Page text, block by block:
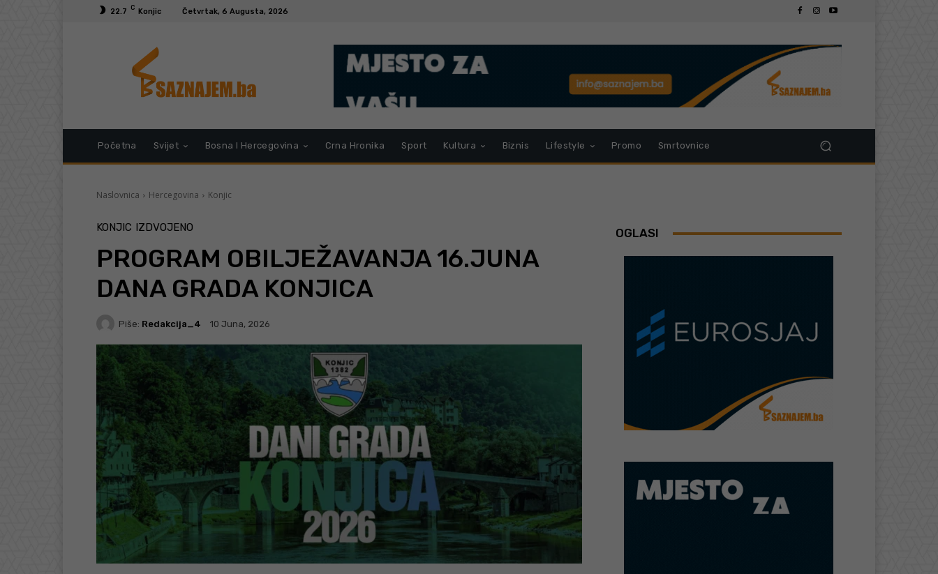
22.7 C Konjic Četvrtak, 6 Augusta, 2026
Početna Svijet Bosna I Hercegovina Crna Hronika Sport Kultura Biznis Lifestyle Promo Smrtovnice
Naslovnica Hercegovina Konjic
KONJIC IZDVOJENO
PROGRAM OBILJEŽAVANJA 16.JUNA
DANA GRADA KONJICA
Piše: Redakcija_4 10 Juna, 2026
OGLASI